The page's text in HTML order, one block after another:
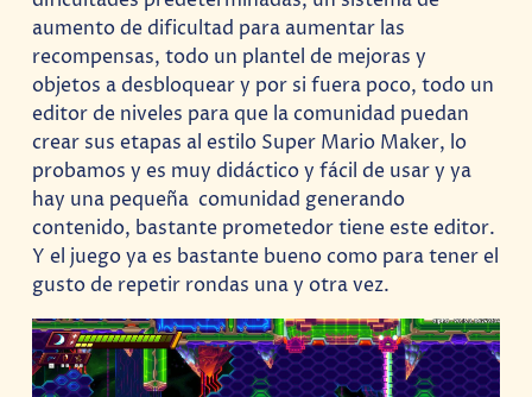
aumento de dificultad para aumentar las
recompensas, todo un plantel de mejoras y
objetos a desbloquear y por si fuera poco, todo un
editor de niveles para que la comunidad puedan
crear sus etapas al estilo Super Mario Maker, lo
probamos y es muy didáctico y fácil de usar y ya
hay una pequeña comunidad generando
contenido, bastante prometedor tiene este editor.
Y el juego ya es bastante bueno como para tener el
gusto de repetir rondas una y otra vez.